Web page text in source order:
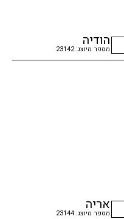
הודיה
מספר מיוצג: 23142
אריה
מספר מיוצג: 23144